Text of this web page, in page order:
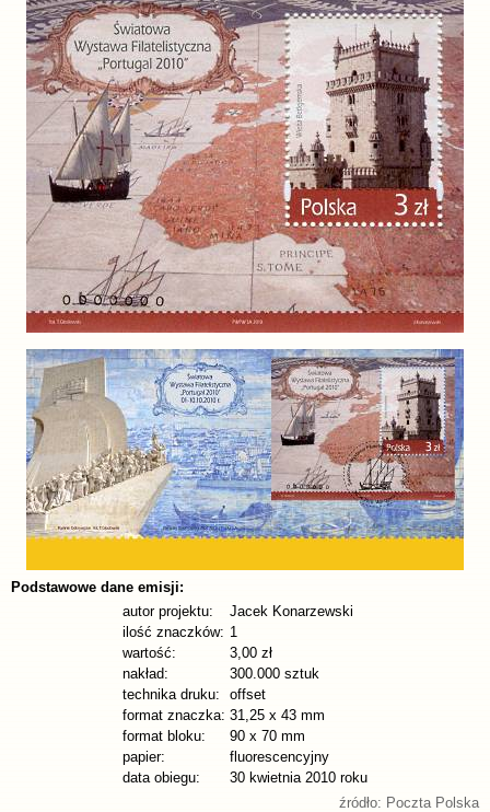
Podstawowe dane emisji:
autor projektu:
Jacek Konarzewski
ilość znaczków: 1
wartość:
3,00 zł
nakład:
300.000 sztuk
technika druku:
offset
format znaczka: 31,25 x 43 mm
format bloku:
90 x 70 mm
papier:
fluorescencyjny
data obiegu:
30 kwietnia 2010 roku
źródło: Poczta Polska